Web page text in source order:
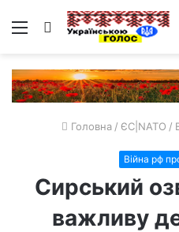
Меню Пошук
Головна / ЄС|NATO /
Війна рф
Сирський
важливу